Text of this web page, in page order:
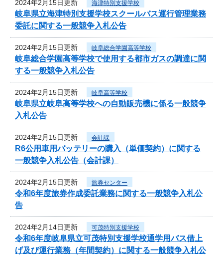
2024年2月15日更新 海津特別支援学校
岐阜県立海津特別支援学校スクールバス運行管理業務
委託に関する一般競争入札公告
2024年2月15日更新 岐阜総合学園高等学校
岐阜総合学園高等学校で使用する都市ガスの調達に関
する一般競争入札公告
2024年2月15日更新 岐阜高等学校
岐阜県立岐阜高等学校への自動販売機に係る一般競争
入札公告
2024年2月15日更新 会計課
R6公用車用バッテリーの購入（単価契約）に関する
一般競争入札公告（会計課）
2024年2月15日更新 旅券センター
令和6年度旅券作成委託業務に関する一般競争入札公
告
2024年2月14日更新 可茂特別支援学校
令和6年度岐阜県立可茂特別支援学校通学用バス借上
げ及び運行業務（年間契約）に関する一般競争入札公